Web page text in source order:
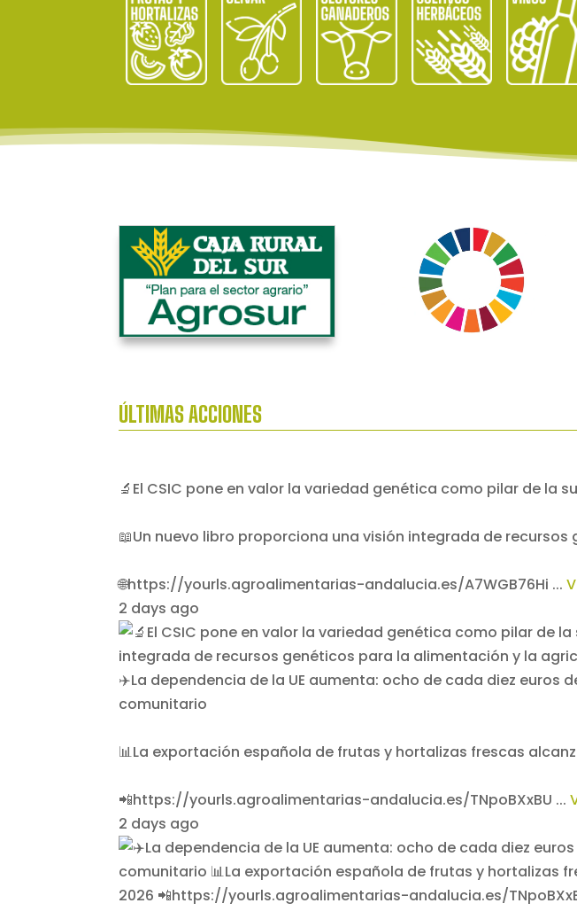
ÚLTIMAS ACCIONES
🔬El CSIC pone en valor la variedad genética como pilar de la
📖Un nuevo libro proporciona una visión integrada de
🌐https://yourls.agroalimentarias-andalucia.es/A7WGB76Hi ...
2 days ago
✈️La dependencia de la UE aumenta: ocho de cada diez
comunitario
📊La exportación española de frutas y hortalizas frescas
📲https://yourls.agroalimentarias-andalucia.es/TNpoBXxBU ...
2 days ago